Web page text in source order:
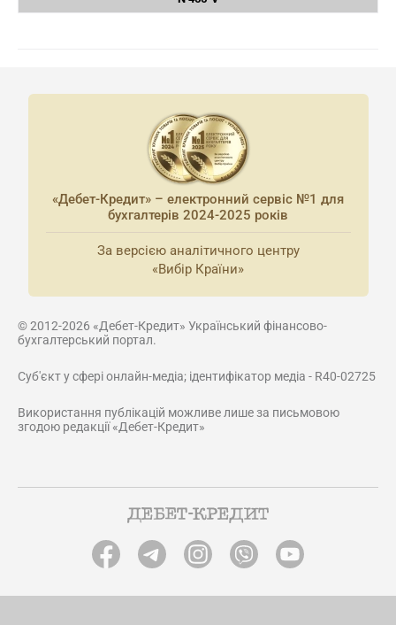
«Дебет-Кредит» – електронний сервіс №1 для
бухгалтерів 2024-2025 років
За версією аналітичного центру
«Вибір Країни»
© 2012-2026 «Дебет-Кредит» Український фінансово-
бухгалтерський портал.
Суб'єкт у сфері онлайн-медіа; ідентифікатор медіа - R40-02725
Використання публікацій можливе лише за письмовою
згодою редакції «Дебет-Кредит»